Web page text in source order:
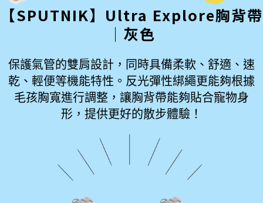
【SPUTNIK】Ultra Explore胸背帶
│灰色
保護氣管的雙肩設計，同時具備柔軟、舒適、速
乾、輕便等機能特性。反光彈性綁繩更能夠根據
毛孩胸寬進行調整，讓胸背帶能夠貼合寵物身
形，提供更好的散步體驗！